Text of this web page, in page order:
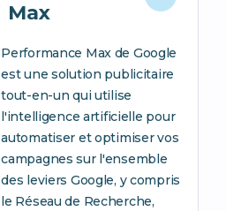
Max
Performance Max de Google
est une solution publicitaire
tout-en-un qui utilise
l'intelligence artificielle pour
automatiser et optimiser vos
campagnes sur l'ensemble
des leviers Google, y compris
le Réseau de Recherche,